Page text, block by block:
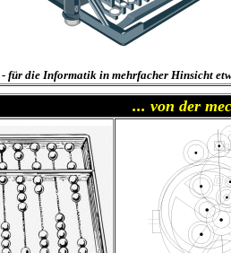
- für die Informatik in mehrfacher Hinsicht
... von der